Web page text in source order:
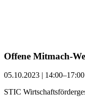
Offene Mitmach-
05.10.2023 |
STIC